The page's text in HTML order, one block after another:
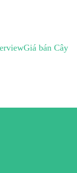
Giá bán Cây